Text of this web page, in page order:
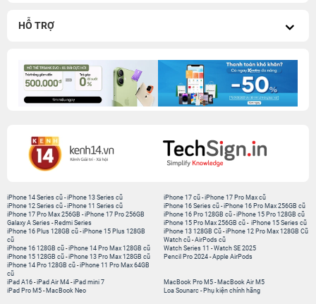
HỖ TRỢ
iPhone 14 Series cũ -iPhone 13 Series cũ
iPhone 12 Series cũ -iPhone 11 Series cũ
iPhone 17 Pro Max 256GB -iPhone 17 Pro 256GB
Galaxy A Series - Redmi Series
iPhone 17 cũ-iPhone 17 Pro Max cũ
iPhone 16 Series cũ- iPhone 16 Pro Max 256GB cũ
iPhone 16 Pro 128GB cũ-iPhone 15 Pro 128GB cũ
iPhone 15 Pro Max 256GB cũ- iPhone 15 Series cũ
iPhone 16 Plus 128GB cũ -iPhone 15 Plus 128GB
cũ
iPhone 16 128GB cũ -iPhone 14 Pro Max 128GB cũ
iPhone 15 128GB cũ -iPhone 13 Pro Max 128GB cũ
iPhone 14 Pro 128GB cũ -iPhone 11 Pro Max 64GB
cũ
iPhone 13 128GB Cũ-iPhone 12 Pro Max 128GB Cũ
Watch cũ-AirPods cũ
Watch Series 11 -Watch SE 2025
Pencil Pro 2024-Apple AirPods
iPad A16 -iPad Air M4 -iPad mini 7
iPad Pro M5 - MacBook Neo
MacBook Pro M5- MacBook Air M5
Loa Sounarc- Phụ kiện chính hãng